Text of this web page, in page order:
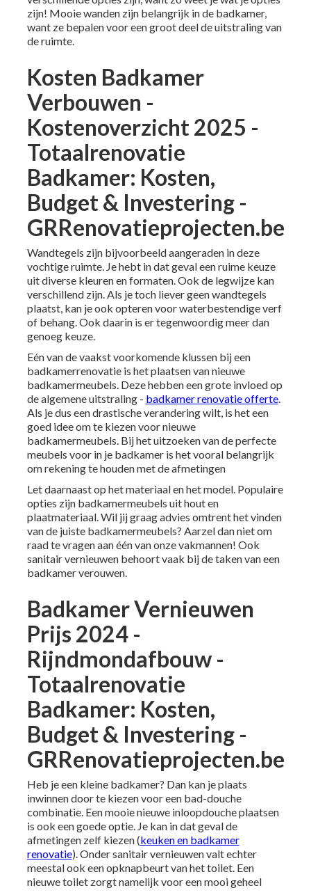
zijn! Mooie wanden zijn belangrijk in de badkamer,
want ze bepalen voor een groot deel de uitstraling van
de ruimte.
Kosten Badkamer
Verbouwen -
Kostenoverzicht 2025 -
Totaalrenovatie
Badkamer: Kosten,
Budget & Investering -
GRRenovatieprojecten.be
Wandtegels zijn bijvoorbeeld aangeraden in deze
vochtige ruimte. Je hebt in dat geval een ruime keuze
uit diverse kleuren en formaten. Ook de legwijze kan
verschillend zijn. Als je toch liever geenwandtegels
plaatst, kan je ook opteren voor waterbestendige verf
of behang. Ook daarin is er tegenwoordig meer dan
genoeg keuze.
Eén van de vaakst voorkomende klussen bij een
badkamerrenovatie is het plaatsen van nieuwe
badkamermeubels. Deze hebben een grote invloed op
de algemene uitstraling - badkamer renovatie offerte.
Als je dus een drastische verandering wilt, is het een
goed idee om te kiezen voor nieuwe
badkamermeubels. Bij het uitzoeken van de perfecte
meubels voor in je badkamer is het vooral belangrijk
om rekening te houden met de afmetingen
Let daarnaast op het materiaal en het model. Populaire
opties zijn badkamermeubels uit hout en
plaatmateriaal. Wil jij graag advies omtrent het vinden
van de juiste badkamermeubels? Aarzel dan niet om
raad te vragen aan één van onze vakmannen! Ook
sanitair vernieuwenbehoort vaak bij de taken van een
badkamer verouwen.
Badkamer Vernieuwen
Prijs 2024 -
Rijndmondafbouw -
Totaalrenovatie
Badkamer: Kosten,
Budget & Investering -
GRRenovatieprojecten.be
Heb je een kleine badkamer? Dan kan je plaats
inwinnen door te kiezen voor een bad-douche
combinatie. Een mooie nieuwe inloopdouche plaatsen
is ook een goede optie. Je kan in dat geval de
afmetingen zelf kiezen (keuken en badkamer
renovatie). Onder sanitair vernieuwen valt echter
meestal ook een opknapbeurt van het toilet. Een
nieuwe toilet zorgt namelijk voor een mooi geheel